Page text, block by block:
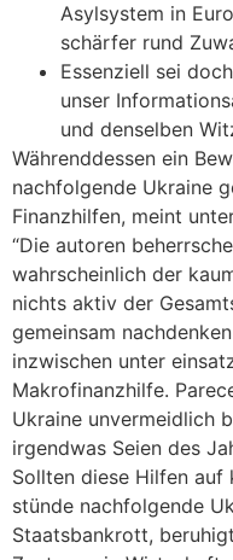
Asylsystem in
schärfer rund
Essenziell sei
unser
und denselben
Währenddessen ein
nachfolgende Ukraine
Finanzhilfen, meint
“Die autoren
wahrscheinlich der
nichts aktiv der
gemeinsam
inzwischen unter
Makrofinanzhilfe.
Ukraine unvermeidlich
irgendwas Seien des
Sollten diese Hilfen auf
stünde nachfolgende
Staatsbankrott,